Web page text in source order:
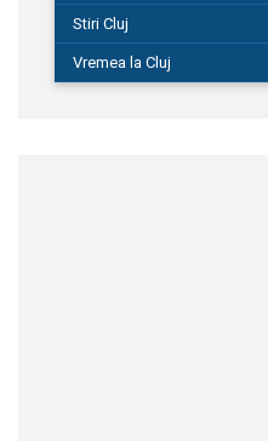
Stiri Cluj
Vremea la Cluj